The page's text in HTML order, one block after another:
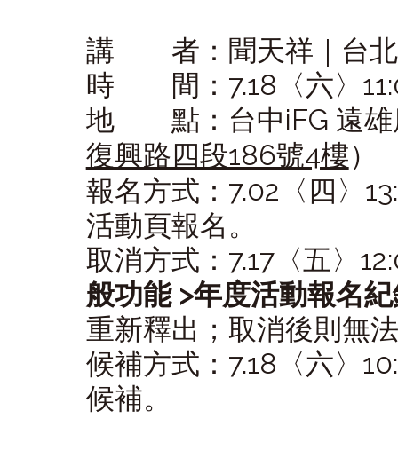
講 者：聞天祥｜台北
時 間：7.18〈六〉
地 點：台中iFG 遠雄
復興路四段186號4樓）
報名方式：7.02〈四〉
活動頁報名。
取消方式：7.17〈五〉
般功能 >年度活動報名
重新釋出；取消後則無
候補方式：7.18〈六〉
候補。